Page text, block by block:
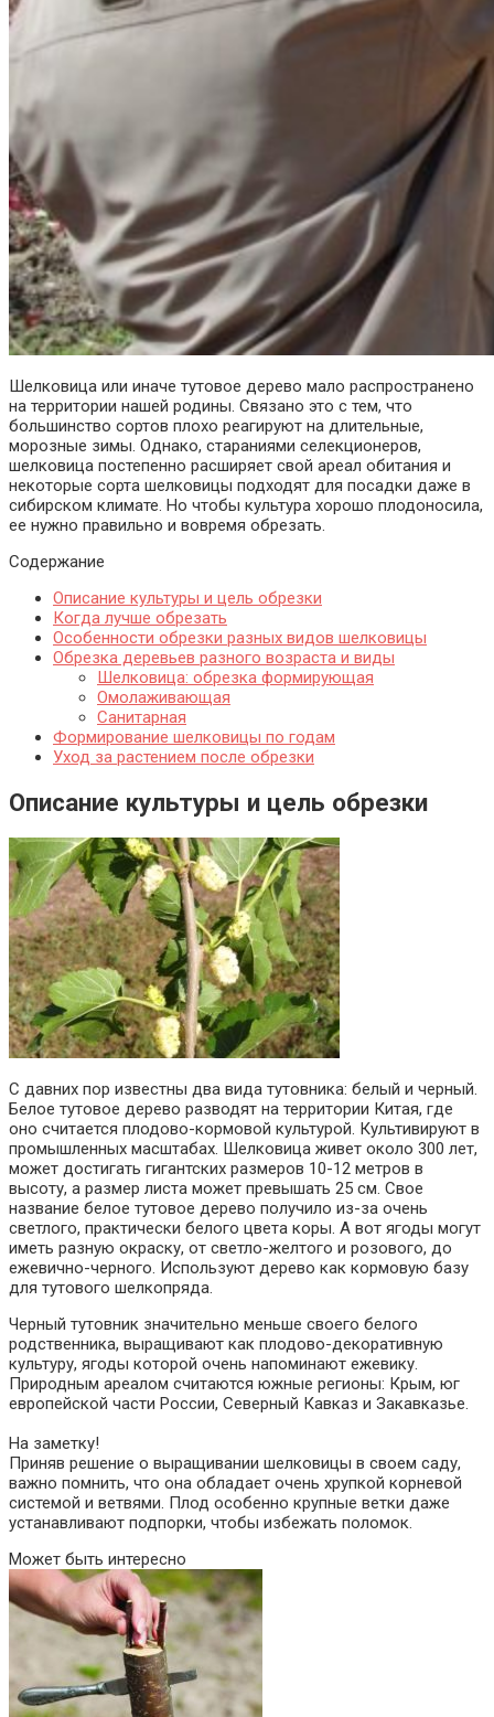
Шелковица или иначе тутовое дерево мало распространено
на территории нашей родины. Связано это с тем, что
большинство сортов плохо реагируют на длительные,
морозные зимы. Однако, стараниями селекционеров,
шелковица постепенно расширяет свой ареал обитания и
некоторые сорта шелковицы подходят для посадки даже в
сибирском климате. Но чтобы культура хорошо плодоносила,
ее нужно правильно и вовремя обрезать.
Содержание
Описание культуры и цель обрезки
Когда лучше обрезать
Особенности обрезки разных видов шелковицы
Обрезка деревьев разного возраста и виды
Шелковица: обрезка формирующая
Омолаживающая
Санитарная
Формирование шелковицы по годам
Уход за растением после обрезки
Описание культуры и цель обрезки
С давних пор известны два вида тутовника: белый и черный.
Белое тутовое дерево разводят на территории Китая, где
оно считается плодово-кормовой культурой. Культивируют в
промышленных масштабах. Шелковица живет около 300 лет,
может достигать гигантских размеров 10-12 метров в
высоту, а размер листа может превышать 25 см. Свое
название белое тутовое дерево получило из-за очень
светлого, практически белого цвета коры. А вот ягоды могут
иметь разную окраску, от светло-желтого и розового, до
ежевично-черного. Используют дерево как кормовую базу
для тутового шелкопряда.
Черный тутовник значительно меньше своего белого
родственника, выращивают как плодово-декоративную
культуру, ягоды которой очень напоминают ежевику.
Природным ареалом считаются южные регионы: Крым, юг
европейской части России, Северный Кавказ и Закавказье.
На заметку!
Приняв решение о выращивании шелковицы в своем саду,
важно помнить, что она обладает очень хрупкой корневой
системой и ветвями. Плод особенно крупные ветки даже
устанавливают подпорки, чтобы избежать поломок.
Может быть интересно